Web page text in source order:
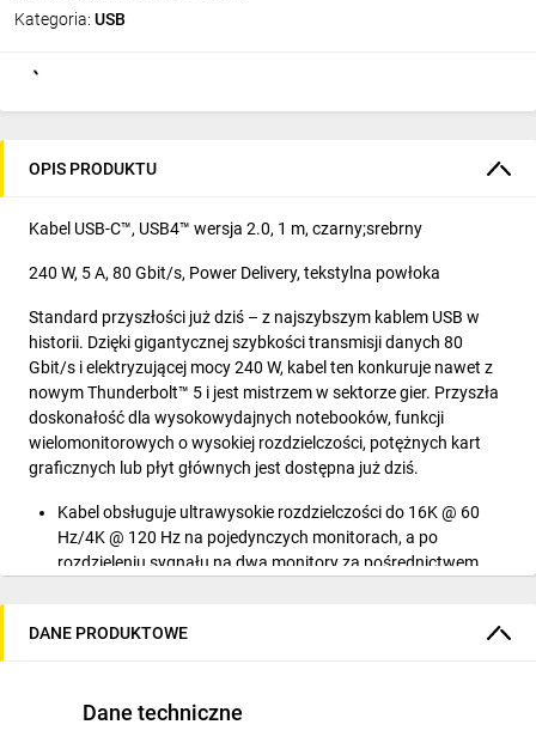
Kategoria: USB
OPIS PRODUKTU
Kabel USB-C™, USB4™ wersja 2.0, 1 m, czarny;srebrny
240 W, 5 A, 80 Gbit/s, Power Delivery, tekstylna powłoka
Standard przyszłości już dziś – z najszybszym kablem USB w
historii. Dzięki gigantycznej szybkości transmisji danych 80
Gbit/s i elektryzującej mocy 240 W, kabel ten konkuruje nawet z
nowym Thunderbolt™ 5 i jest mistrzem w sektorze gier. Przyszła
doskonałość dla wysokowydajnych notebooków, funkcji
wielomonitorowych o wysokiej rozdzielczości, potężnych kart
graficznych lub płyt głównych jest dostępna już dziś.
Kabel obsługuje ultrawysokie rozdzielczości do 16K @ 60
Hz/4K @ 120 Hz na pojedynczych monitorach, a po
rozdzieleniu sygnału na dwa monitory za pośrednictwem
błyskawiczny transfer danych – dzięki czemu kabel USB-C™
Asymetryczny transfer danych, obsługiwany przez system
DANE PRODUKTOWE
Dane techniczne